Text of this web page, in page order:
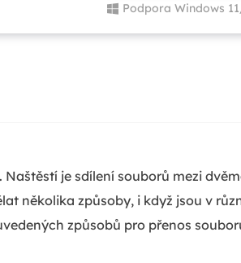
Podpora Windows
je sdílení souborů mezi
několika způsoby, i když jsou v
způsobů pro přenos